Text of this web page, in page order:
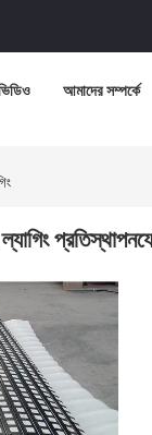
আমাদের সম্পর্কে